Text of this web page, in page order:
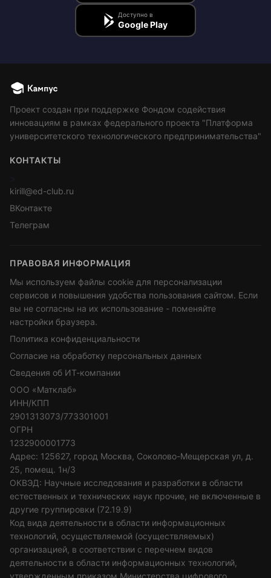
Доступно в
Google Play
Проект создан при поддержке Фондом содействия
инновациям в рамках федерального проекта "Платформа
университетского технологического предпринимательства"
КОНТАКТЫ
>
kirill@ed-club.ru
ВКонтакте
Телеграм
ПРАВОВАЯ ИНФОРМАЦИЯ
Мы используем файлы cookie для персонализации
сервисов и повышения удобства пользования сайтом. Если
вы не согласны на их использование - поменяйте
настройки браузера.
Политика конфиденциальности
Согласие на обработку персональных данных
Сведения об ИТ-компании
ООО «Матклаб»
ИНН/КПП
2901313073/773301001
ОГРН
1232900001773
Адрес: 125627, город Москва, Соколово-Мещерская ул, д.
25, помещ. 1н/3
ОКВЭД: Научные исследования и разработки в области
естественных и технических наук прочие, не включенные в
другие группировки (72.19.9)
Код вида деятельности в области информационных
технологий, осуществляемой (осуществляемых)
организацией, в соответствии с перечнем видов
деятельности в области информационных технологий,